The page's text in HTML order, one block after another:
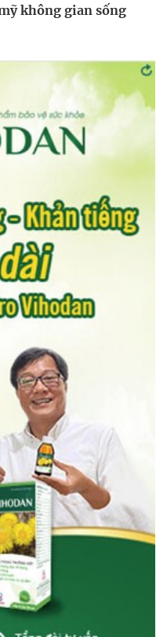
không gian sống